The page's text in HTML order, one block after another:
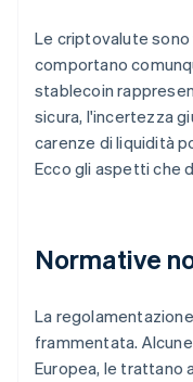
Le criptovalute sono
comportano
stablecoin
sicura, l'incertezza
carenze di liquidità
Ecco gli aspetti che
Normative
La
frammentata.
Europea, le trattano